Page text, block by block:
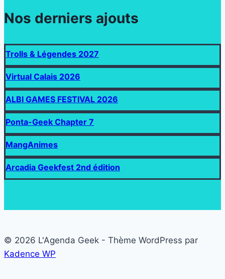
Nos derniers ajouts
Trolls & Légendes 2027
Virtual Calais 2026
ALBI GAMES FESTIVAL 2026
Ponta-Geek Chapter 7
MangAnimes
Arcadia Geekfest 2nd édition
© 2026 L'Agenda Geek - Thème WordPress par
Kadence WP